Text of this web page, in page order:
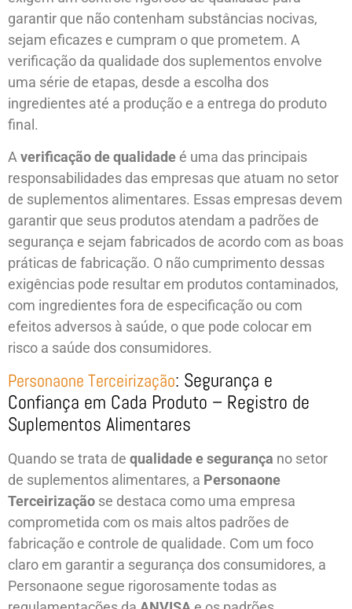
garantir que não contenham substâncias nocivas,
sejam eficazes e cumpram o que prometem. A
verificação da qualidade dos suplementos envolve
uma série de etapas, desde a escolha dos
ingredientes até a produção e a entrega do produto
final.
A verificação de qualidade é uma das principais
responsabilidades das empresas que atuam no setor
de suplementos alimentares. Essas empresas devem
garantir que seus produtos atendam a padrões de
segurança e sejam fabricados de acordo com as boas
práticas de fabricação. O não cumprimento dessas
exigências pode resultar em produtos contaminados,
com ingredientes fora de especificação ou com
efeitos adversos à saúde, o que pode colocar em
risco a saúde dos consumidores.
Personaone Terceirização: Segurança e
Confiança em Cada Produto – Registro de
Suplementos Alimentares
Quando se trata de qualidade e segurança no setor
de suplementos alimentares, a Personaone
Terceirização se destaca como uma empresa
comprometida com os mais altos padrões de
fabricação e controle de qualidade. Com um foco
claro em garantir a segurança dos consumidores, a
Personaone segue rigorosamente todas as